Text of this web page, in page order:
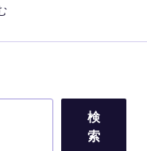
検
索